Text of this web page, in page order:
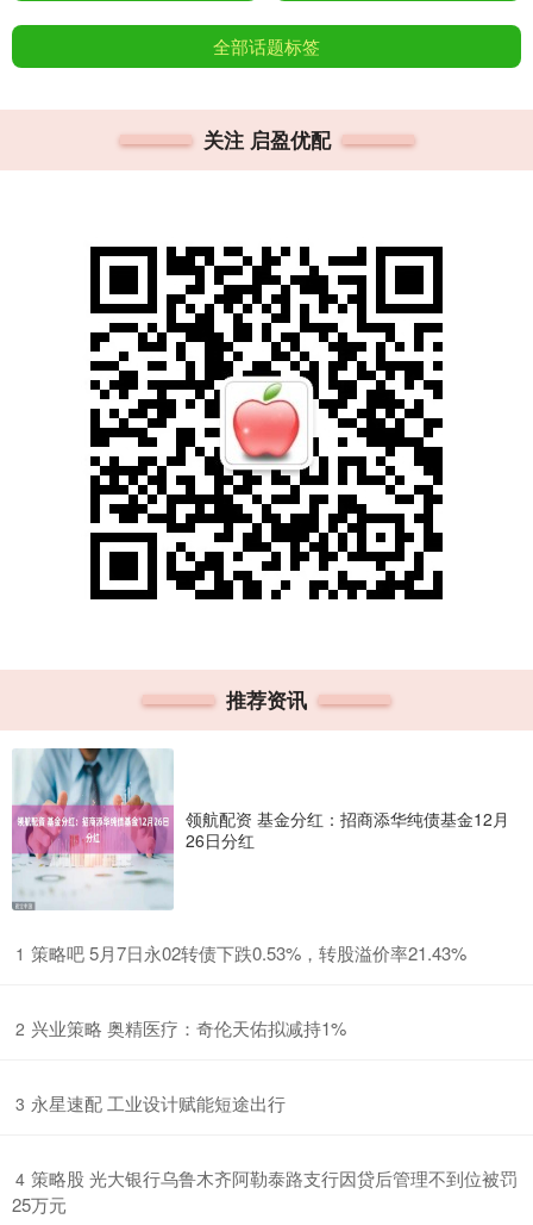
全部话题标签
关注 启盈优配
推荐资讯
领航配资 基金分红：招商添华纯债基金12月
26日分红
1 ​策略吧 5月7日永02转债下跌0.53%，转股溢价率21.43%
2 ​兴业策略 奥精医疗：奇伦天佑拟减持1%
3 ​永星速配 工业设计赋能短途出行
4 ​策略股 光大银行乌鲁木齐阿勒泰路支行因贷后管理不到位被罚
25万元